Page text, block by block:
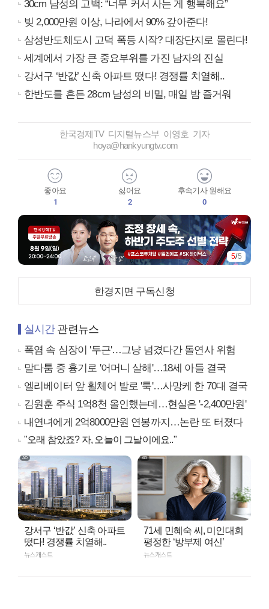
30cm 남성의 고백: “너무 커서 사는 게 행복해요”
빚 2,000만원 이상, 나라에서 90% 갚아준다!
삼성반도체도시 고덕 폭등 시작? 대장단지로 몰린다!
세계에서 가장 큰 중요부위를 가진 남자의 진실
강서구 ‘반값’ 신축 아파트 떴다! 경쟁률 치열해..
한반도를 흔든 28cm 남성의 비밀, 매일 밤 즐거워
한국경제TV 디지털뉴스부 이영호 기자
hoya@hankyungtv.com
좋아요
1
싫어요
2
후속기사 원해요
0
1/5
한경지면 구독신청
실시간관련뉴스
폭염 속 심장이 '두근'…그냥 넘겼다간 돌연사 위험
말다툼 중 흉기로 '어머니 살해'…18세 아들 결국
엘리베이터 앞 휠체어 발로 '툭'…사망케 한 70대 결국
김원훈 주식 1억8천 올인했는데…현실은 '-2,400만원'
내연녀에게 2억8000만원 연봉까지…논란 또 터졌다
"오래 참았죠? 자, 오늘이 그날이에요.."
강서구 ‘반값’ 신축 아파트
떴다! 경쟁률 치열해..
뉴스캐스트
71세 민혜숙 씨, 미인대회
평정한 ‘방부제 여신’
뉴스캐스트